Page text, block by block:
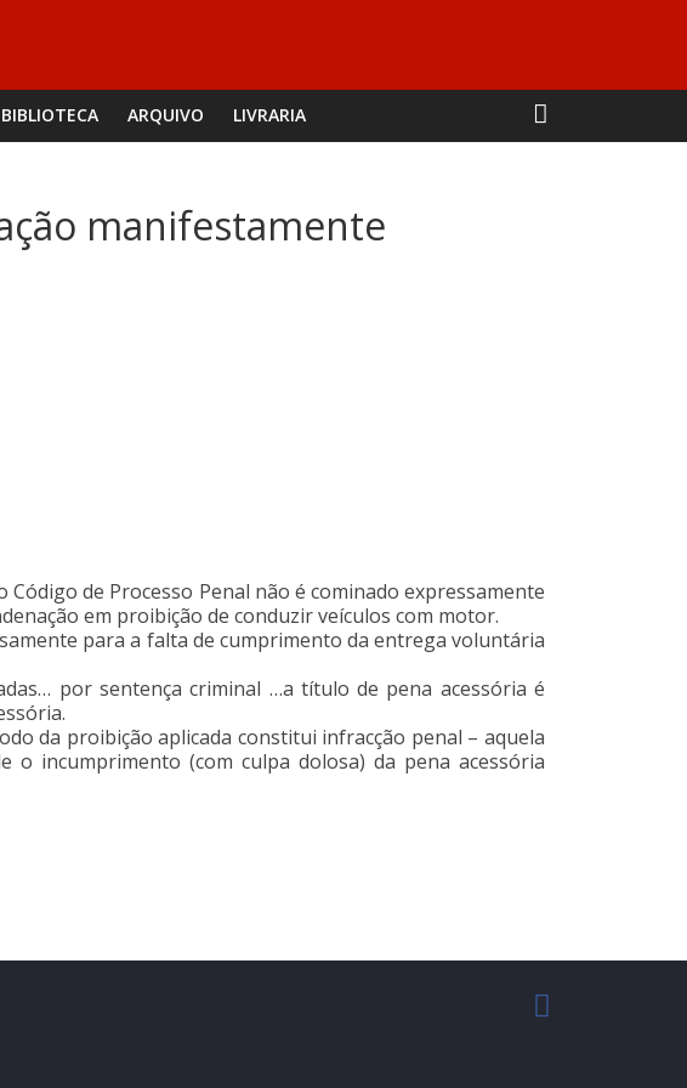
BIBLIOTECA ARQUIVO LIVRARIA
manifestamente
Código de Processo Penal não é cominado expressamente
em proibição de conduzir veículos com motor.
para a falta de cumprimento da entrega voluntária
por sentença criminal …a título de pena acessória é
da proibição aplicada constitui infracção penal – aquela
o incumprimento (com culpa dolosa) da pena acessória